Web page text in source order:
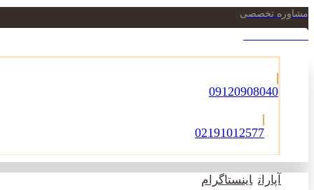
مشاوره تخصصی
09120908040
02191012577
آپارات اینستاگرام